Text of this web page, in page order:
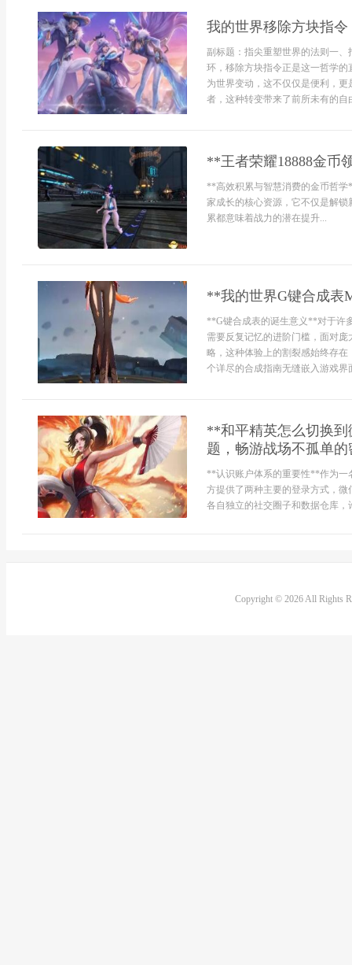
我的世界移除方块指
副标题：指尖重塑世界的法则一
环，移除方块指令正是这一哲学
为世界变动，这不仅仅是便利，
者，这种转变带来了前所未有的自
**王者荣耀18888金币
**高效积累与智慧消费的金币哲
家成长的核心资源，它不仅是解
累都意味着战力的潜在提升...
**我的世界G键合成表
**G键合成表的诞生意义**对于许
需要反复记忆的进阶门槛，面对
略，这种体验上的割裂感始终存
个详尽的合成指南无缝嵌入游戏
**和平精英怎么切换
题，畅游战场不孤单
**认识账户体系的重要性**作为一
方提供了两种主要的登录方式，
各自独立的社交圈子和数据仓库
Copyright © 2026 All Rights